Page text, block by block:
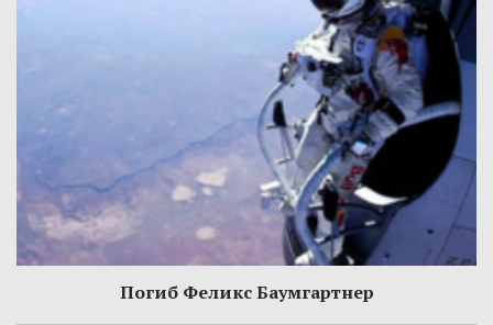
Погиб Феликс Баумгартнер